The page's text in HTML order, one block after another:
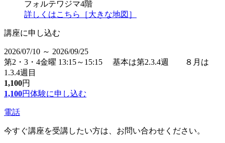
フォルテワジマ4階
詳しくはこちら［大きな地図］
講座に申し込む
2026/07/10 ～ 2026/09/25
第2・3・4金曜 13:15～15:15 基本は第2.3.4週 ８月は
1.3.4週目
1,100円
1,100円体験に申し込む
電話
今すぐ講座を受講したい方は、お問い合わせください。